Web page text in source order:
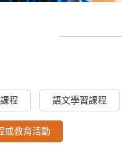
程 語文學習課程
或教育活動